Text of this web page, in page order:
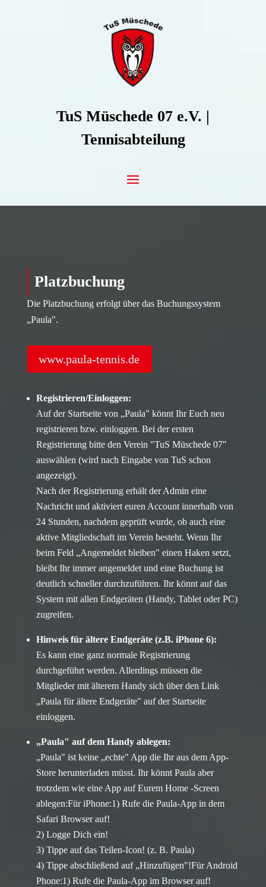
TuS Müschede 07 e.V. |
Tennisabteilung
Platzbuchung
Die Platzbuchung erfolgt über das Buchungssystem
„Paula".
www.paula-tennis.de
Registrieren/Einloggen:
Auf der Startseite von „Paula" könnt Ihr Euch neu
registrieren bzw. einloggen. Bei der ersten
Registrierung bitte den Verein "TuS Müschede 07"
auswählen (wird nach Eingabe von TuS schon
angezeigt).
Nach der Registrierung erhält der Admin eine
Nachricht und aktiviert euren Account innerhalb von
24 Stunden, nachdem geprüft wurde, ob auch eine
aktive Mitgliedschaft im Verein besteht. Wenn Ihr
beim Feld „Angemeldet bleiben" einen Haken setzt,
bleibt Ihr immer angemeldet und eine Buchung ist
deutlich schneller durchzuführen. Ihr könnt auf das
System mit allen Endgeräten (Handy, Tablet oder PC)
zugreifen.
Hinweis für ältere Endgeräte (z.B. iPhone 6):
Es kann eine ganz normale Registrierung
durchgeführt werden. Allerdings müssen die
Mitglieder mit älterem Handy sich über den Link
„Paula für ältere Endgeräte" auf der Startseite
einloggen.
„Paula" auf dem Handy ablegen:
„Paula" ist keine „echte" App die Ihr aus dem App-
Store herunterladen müsst. Ihr könnt Paula aber
trotzdem wie eine App auf Eurem Home -Screen
ablegen:Für iPhone:1) Rufe die Paula-App in dem
Safari Browser auf!
2) Logge Dich ein!
3) Tippe auf das Teilen-Icon! (z. B. Paula)
4) Tippe abschließend auf „Hinzufügen"!Für Android
Phone:1) Rufe die Paula-App im Browser auf!